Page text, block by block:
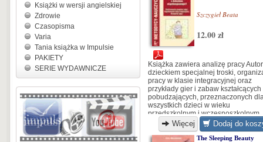
Książki w wersji angielskiej
Zdrowie
Czasopisma
Varia
Tania książka w Impulsie
PAKIETY
SERIE WYDAWNICZE
Szczygieł Beata
12.00 zł
Książka zawiera analizę pracy
dzieckiem specjalnej troski,
pracy w klasie integracyjnej oraz
przykłady gier i zabaw kształcących
pobudzających, przeznaczonych
wszystkich dzieci w wieku
przedszkolnym i
Więcej Dodaj do
The Sleeping Beauty